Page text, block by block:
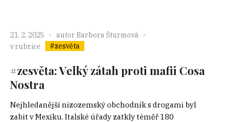
21. 2. 2025 autor Barbora Šturmová
v rubrice
#zesvěta
#zesvěta: Velký zátah proti mafii Cosa
Nostra
Nejhledanější nizozemský obchodník s drogami byl
zabit v Mexiku. Italské úřady zatkly téměř 180